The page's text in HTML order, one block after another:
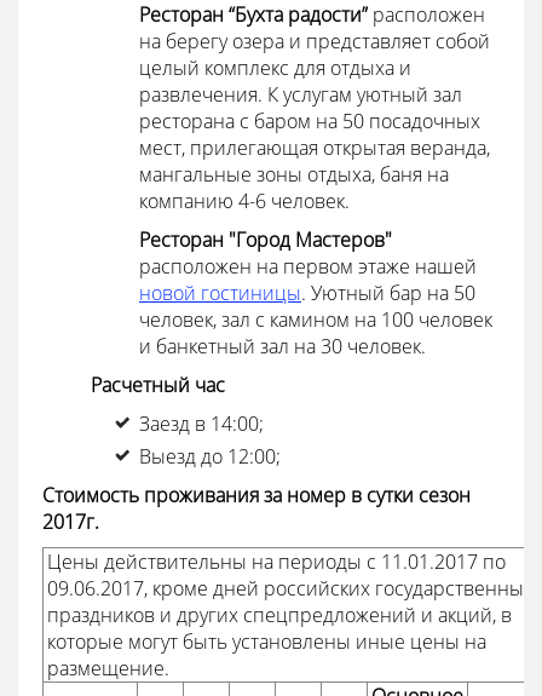
Ресторан “Бухта радости”расположен
на берегу озера и представляет собой
целый комплекс для отдыха и
развлечения. К услугам уютный зал
ресторана с баром на 50 посадочных
мест, прилегающая открытая веранда,
мангальные зоны отдыха, баня на
компанию 4-6 человек.
Ресторан "Город Мастеров"
расположен на первом этаже нашей
новой гостиницы. Уютный бар на 50
человек, зал с камином на 100 человек
и банкетный зал на 30 человек.
Расчетный час
Заезд в 14:00;
Выезд до 12:00;
Стоимость проживания за номер в сутки сезон
2017г.
Цены действительны на периоды с 11.01.2017 по
09.06.2017, кроме дней российских государственных
праздников и других спецпредложений и акций, в
которые могут быть установлены иные цены на
размещение.